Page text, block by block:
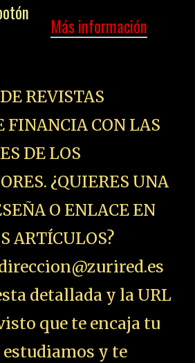
Más información
REVISTAS
FINANCIA CON LAS
DE LOS
¿QUIERES UNA
O ENLACE EN
ARTÍCULOS?
detallada y la URL
que te encaja tu
y te